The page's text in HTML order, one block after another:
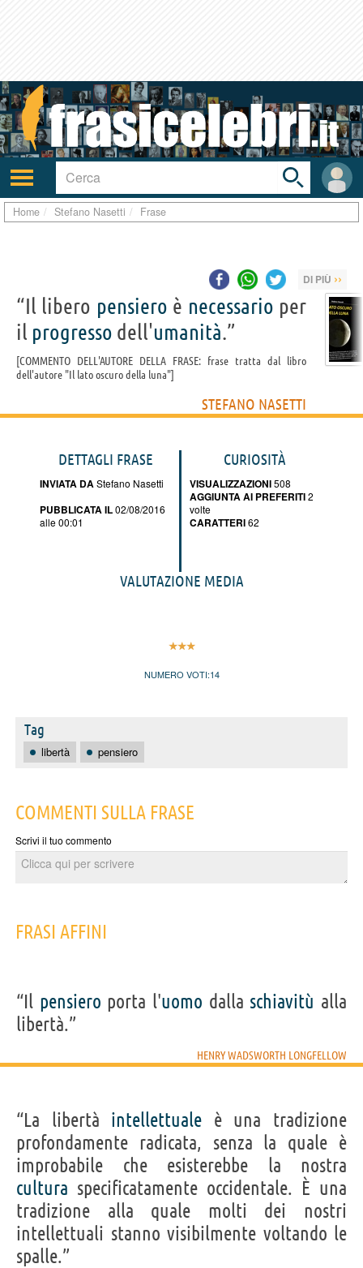
Attiva/disattiva
navigazione
User
area
Toggle
search
bar
Home Stefano Nasetti Frase
DI PIÙ ››
“Il libero pensiero è necessario per
il progresso dell'umanità.”
COMMENTO DELL'AUTORE DELLA FRASE: frase tratta dal libro
dell'autore "Il lato oscuro della luna"
STEFANO NASETTI
DETTAGLI FRASE
INVIATA DAStefano Nasetti
PUBBLICATA IL02/08/2016
alle 00:01
CURIOSITÀ
VISUALIZZAZIONI508
AGGIUNTA AI PREFERITI2
volte
CARATTERI62
VALUTAZIONE MEDIA
NUMERO VOTI:14
Tag
libertà pensiero
COMMENTI SULLA FRASE
Scrivi il tuo commento
FRASI AFFINI
“Il pensiero porta l'uomo dalla schiavitù alla
libertà.”
HENRY WADSWORTH LONGFELLOW
“La libertà intellettuale è una tradizione
profondamente radicata, senza la quale è
improbabile che esisterebbe la nostra
cultura specificatamente occidentale. È una
tradizione alla quale molti dei nostri
intellettuali stanno visibilmente voltando le
spalle.”